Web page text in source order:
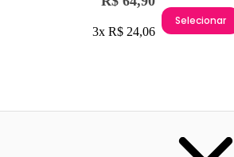
3x R$ 24,06
Selecionar